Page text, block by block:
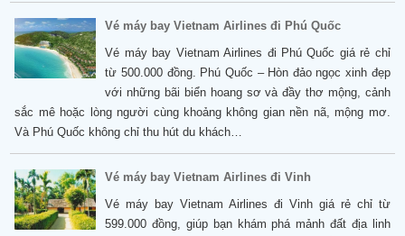
Vé máy bay Vietnam Airlines đi Phú Quốc
Vé máy bay Vietnam Airlines đi Phú Quốc giá rẻ chỉ
từ 500.000 đồng. Phú Quốc – Hòn đảo ngọc xinh đẹp
với những bãi biển hoang sơ và đầy thơ mộng, cảnh
sắc mê hoặc lòng người cùng khoảng không gian nền nã, mộng mơ.
Và Phú Quốc không chỉ thu hút du khách…
Vé máy bay Vietnam Airlines đi Vinh
Vé máy bay Vietnam Airlines đi Vinh giá rẻ chỉ từ
599.000 đồng, giúp bạn khám phá mảnh đất địa linh